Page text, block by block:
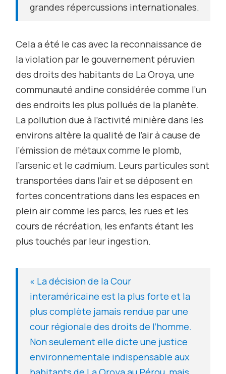
grandes répercussions internationales.
Cela a été le cas avec la reconnaissance de
la violation par le gouvernement péruvien
des droits des habitants de La Oroya, une
communauté andine considérée comme l’un
des endroits les plus pollués de la planète.
La pollution due à l’activité minière dans les
environs altère la qualité de l’air à cause de
l’émission de métaux comme le plomb,
l’arsenic et le cadmium. Leurs particules sont
transportées dans l’air et se déposent en
fortes concentrations dans les espaces en
plein air comme les parcs, les rues et les
cours de récréation, les enfants étant les
plus touchés par leur ingestion.
« La décision de la Cour
interaméricaine est la plus forte et la
plus complète jamais rendue par une
cour régionale des droits de l’homme.
Non seulement elle dicte une justice
environnementale indispensable aux